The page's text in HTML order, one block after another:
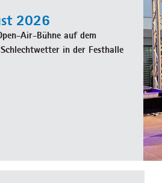
2026
Air-Bühne auf dem
in der Festhalle